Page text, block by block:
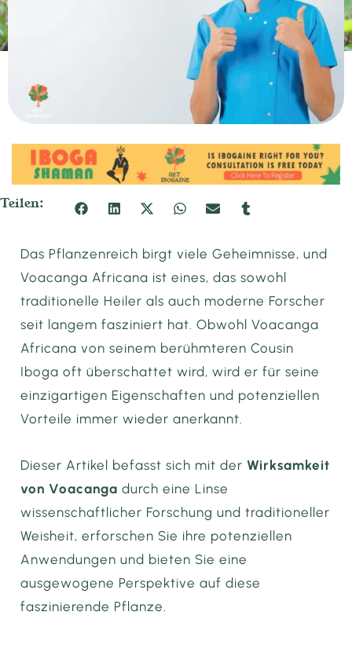
Teilen:
Das Pflanzenreich birgt viele Geheimnisse, und
Voacanga Africana ist eines, das sowohl
traditionelle Heiler als auch moderne Forscher
seit langem fasziniert hat. Obwohl Voacanga
Africana von seinem berühmteren Cousin
Iboga oft überschattet wird, wird er für seine
einzigartigen Eigenschaften und potenziellen
Vorteile immer wieder anerkannt.
Dieser Artikel befasst sich mit derWirksamkeit
von Voacanga durch eine Linse
wissenschaftlicher Forschung und traditioneller
Weisheit, erforschen Sie ihre potenziellen
Anwendungen und bieten Sie eine
ausgewogene Perspektive auf diese
faszinierende Pflanze.